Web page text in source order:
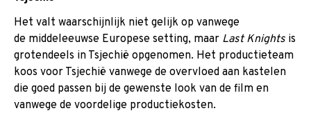
Het valt waarschijnlijk niet gelijk op vanwege
de middeleeuwse Europese setting, maar Last Knights is
grotendeels in Tsjechië opgenomen. Het productieteam
koos voor Tsjechië vanwege de overvloed aan kastelen
die goed passen bij de gewenste look van de film en
vanwege de voordelige productiekosten.